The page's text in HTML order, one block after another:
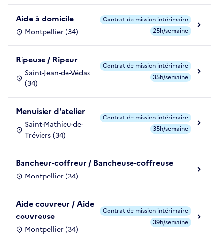
Aide à domicile
Montpellier (34)
Contrat de mission intérimaire
25h/semaine
Ripeuse / Ripeur
Saint-Jean-de-Védas
(34)
Contrat de mission intérimaire
35h/semaine
Menuisier d'atelier
Saint-Mathieu-de-
Tréviers (34)
Contrat de mission intérimaire
35h/semaine
Bancheur-coffreur / Bancheuse-coffreuse
Montpellier (34)
Aide couvreur / Aide
couvreuse
Montpellier (34)
Contrat de mission intérimaire
39h/semaine